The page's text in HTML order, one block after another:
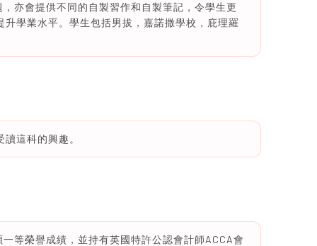
亦會提供不同的自製習作和自製筆記，令學生更
學業水平。學生包括男拔，嘉諾撒學校，庇理羅
這科的興趣。
等榮譽成績，並持有英國特許公認會計師ACCA會